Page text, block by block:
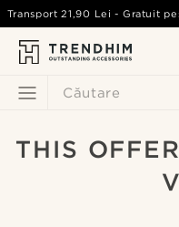
Căutare
Transport 21,90 Lei - Gratuit
THIS